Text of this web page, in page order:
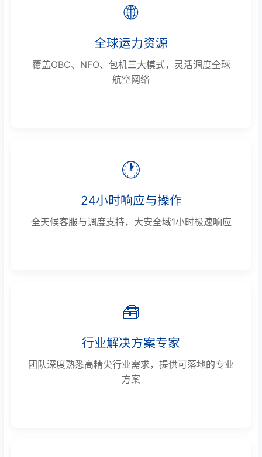
🌐
全球运力资源
覆盖OBC、NFO、包机三大模式，灵活调度全球
航空网络
🕐
24小时响应与操作
全天候客服与调度支持，大安全域1小时极速响应
🧰
行业解决方案专家
团队深度熟悉高精尖行业需求，提供可落地的专业
方案